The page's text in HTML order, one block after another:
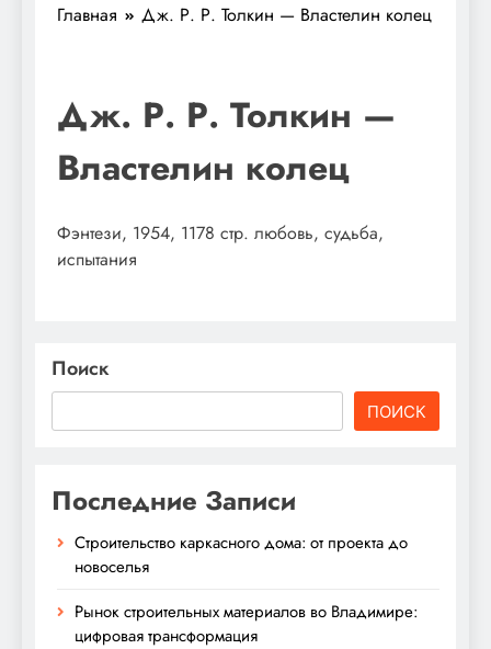
Главная Дж. Р. Р. Толкин — Властелин колец
Дж. Р. Р. Толкин —
Властелин колец
Фэнтези, 1954, 1178 стр. любовь, судьба,
испытания
Поиск
ПОИСК
Последние Записи
Строительство каркасного дома: от проекта до
новоселья
Рынок строительных материалов во Владимире:
цифровая трансформация